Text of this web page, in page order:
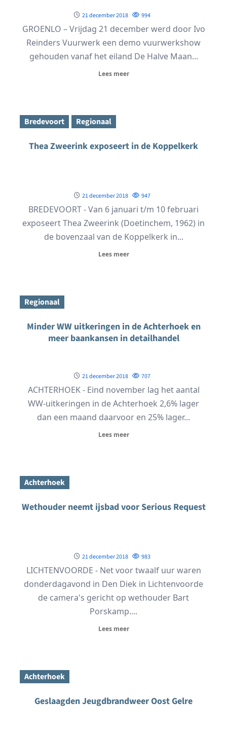
21 december 2018 994
GROENLO – Vrijdag 21 december werd door Ivo
Reinders Vuurwerk een demo vuurwerkshow
gehouden vanaf het eiland De Halve Maan...
Lees meer
Bredevoort Regionaal
Thea Zweerink exposeert in de Koppelkerk
21 december 2018 947
BREDEVOORT - Van 6 januari t/m 10 februari
exposeert Thea Zweerink (Doetinchem, 1962) in
de bovenzaal van de Koppelkerk in...
Lees meer
Regionaal
Minder WW uitkeringen in de Achterhoek en
meer baankansen in detailhandel
21 december 2018 707
ACHTERHOEK - Eind november lag het aantal
WW-uitkeringen in de Achterhoek 2,6% lager
dan een maand daarvoor en 25% lager...
Lees meer
Achterhoek
Wethouder neemt ijsbad voor Serious Request
21 december 2018 983
LICHTENVOORDE - Net voor twaalf uur waren
donderdagavond in Den Diek in Lichtenvoorde
de camera's gericht op wethouder Bart
Porskamp....
Lees meer
Achterhoek
Geslaagden Jeugdbrandweer Oost Gelre